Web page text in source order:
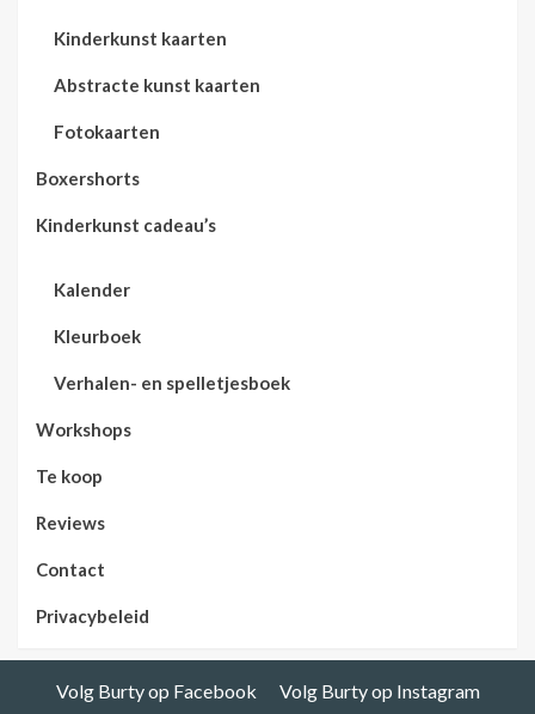
Kinderkunst kaarten
Abstracte kunst kaarten
Fotokaarten
Boxershorts
Kinderkunst cadeau’s
Kalender
Kleurboek
Verhalen- en spelletjesboek
Workshops
Te koop
Reviews
Contact
Privacybeleid
Volg Burty op Facebook Volg Burty op Instagram